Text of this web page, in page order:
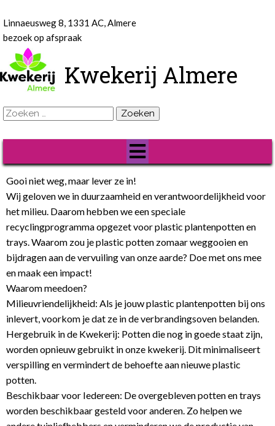
Linnaeusweg 8, 1331 AC, Almere
bezoek op afspraak
Kwekerij Almere
Zoeken
Gooi niet weg, maar lever ze in!
Wij geloven we in duurzaamheid en verantwoordelijkheid voor
het milieu. Daarom hebben we een speciale
recyclingprogramma opgezet voor plastic plantenpotten en
trays. Waarom zou je plastic potten zomaar weggooien en
bijdragen aan de vervuiling van onze aarde? Doe met ons mee
en maak een impact!
Waarom meedoen?
Milieuvriendelijkheid: Als je jouw plastic plantenpotten bij ons
inlevert, voorkom je dat ze in de verbrandingsoven belanden.
Hergebruik in de Kwekerij: Potten die nog in goede staat zijn,
worden opnieuw gebruikt in onze kwekerij. Dit minimaliseert
verspilling en vermindert de behoefte aan nieuwe plastic
potten.
Beschikbaar voor Iedereen: De overgebleven potten en trays
worden beschikbaar gesteld voor anderen. Zo helpen we